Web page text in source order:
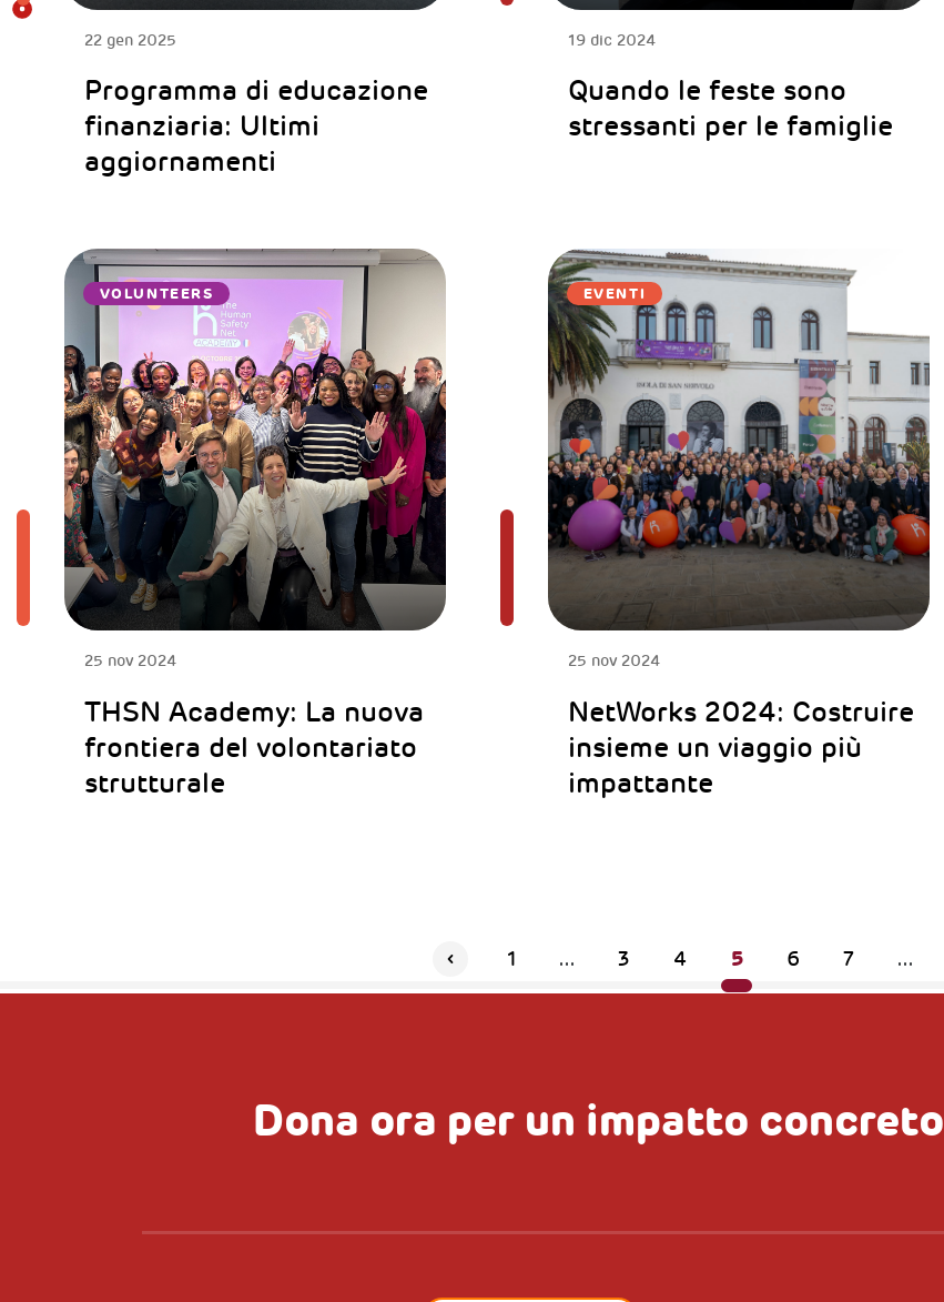
22 gen 2025
Programma di educazione
finanziaria: Ultimi
aggiornamenti
19 dic 2024
Quando le feste sono
stressanti per le famiglie
VOLUNTEERS
25 nov 2024
THSN Academy: La nuova
frontiera del volontariato
strutturale
EVENTI
25 nov 2024
NetWorks 2024: Costruire
insieme un viaggio più
impattante
1 ... 3 4 5 6 7 ...
Dona ora per un impatto concreto